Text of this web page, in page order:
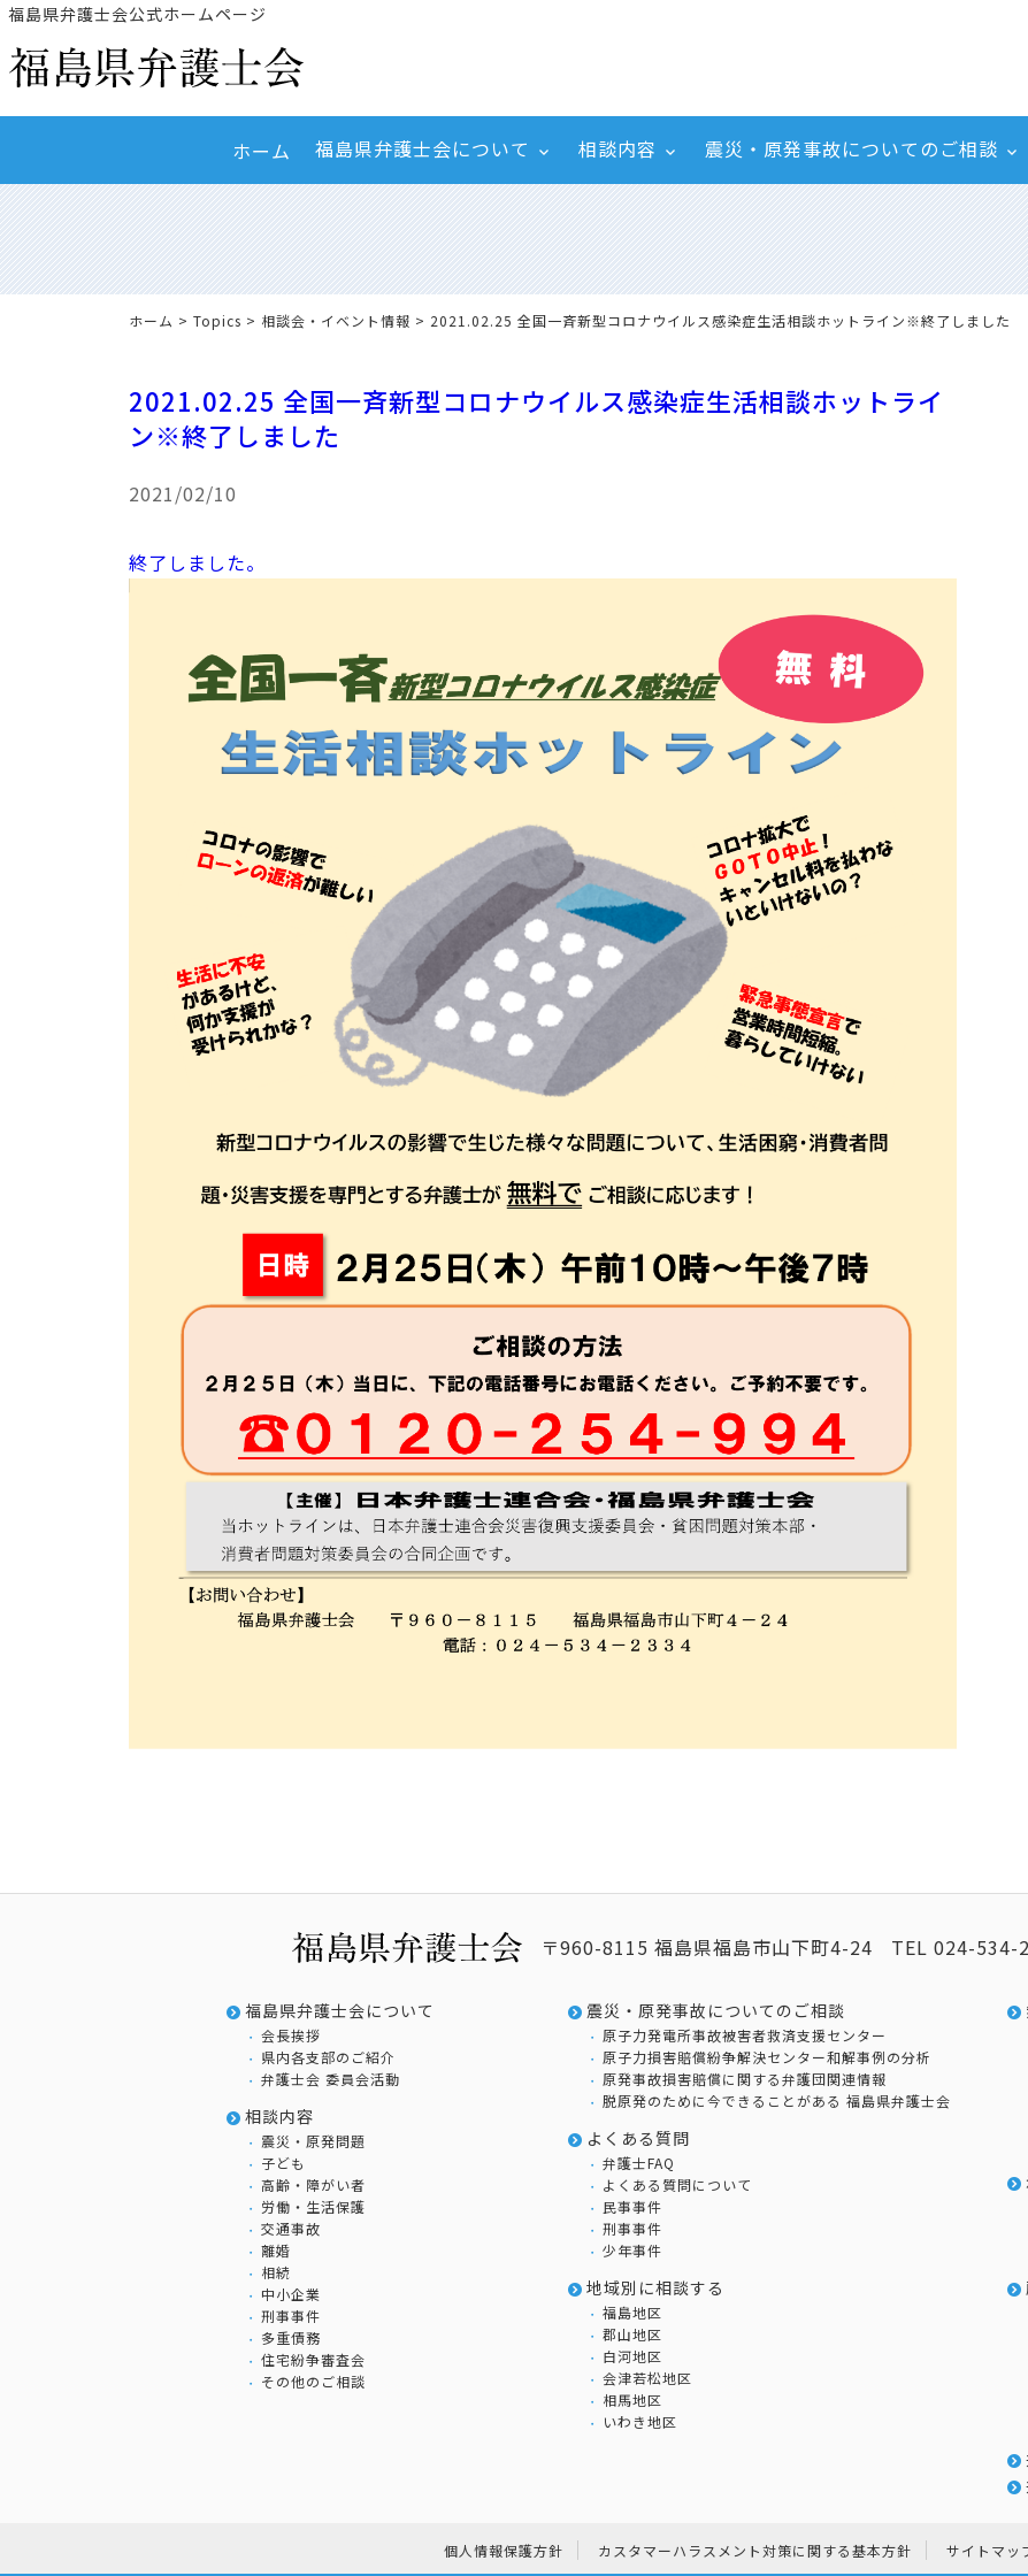
福島県弁護士会公式ホームページ
ホーム 福島県弁護士会について 相談内容 震災・原発事故についてのご相談
ホーム > Topics > 相談会・イベント情報 > 2021.02.25 全国一斉新型コロナウイルス感染症生活相談ホットライン※終了しました
2021.02.25 全国一斉新型コロナウイルス感染症生活相談ホットライ
ン※終了しました
2021/02/10
終了しました。
〒960-8115 福島県福島市山下町4-24 TEL 024-534-
福島県弁護士会について
会長挨拶
県内各支部のご紹介
弁護士会 委員会活動
相談内容
震災・原発問題
子ども
高齢・障がい者
労働・生活保護
交通事故
離婚
相続
中小企業
刑事事件
多重債務
住宅紛争審査会
その他のご相談
震災・原発事故についてのご相談
原子力発電所事故被害者救済支援センター
原子力損害賠償紛争解決センター和解事例の分析
原発事故損害賠償に関する弁護団関連情報
脱原発のために今できることがある 福島県弁護士会
よくある質問
弁護士FAQ
よくある質問について
民事事件
刑事事件
少年事件
地域別に相談する
福島地区
郡山地区
白河地区
会津若松地区
相馬地区
いわき地区
個人情報保護方針 カスタマーハラスメント対策に関する基本方針 サイトマッ